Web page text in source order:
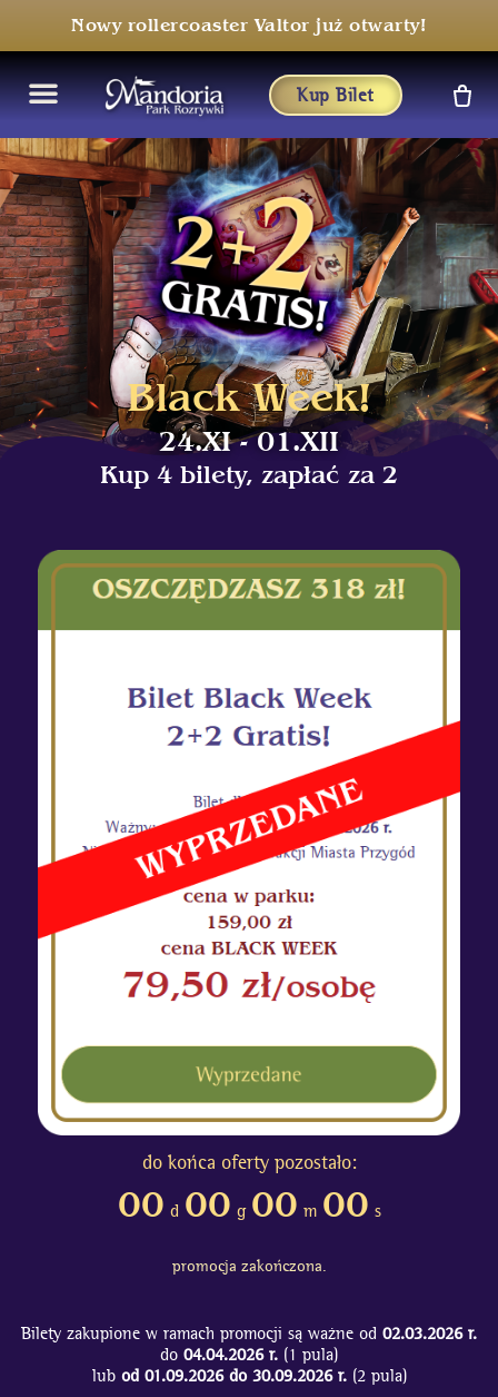
Nowy rollercoaster Valtor już otwarty!
Kup Bilet
Black Week!
24.XI - 01.XII
Kup 4 bilety, zapłać za 2
do końca oferty pozostało:
00 d 00 g 00 m 00 s
promocja zakończona.
Bilety zakupione w ramach promocji są ważne od 02.03.2026 r.
do 04.04.2026 r. (1 pula)
lub od 01.09.2026 do 30.09.2026 r. (2 pula)